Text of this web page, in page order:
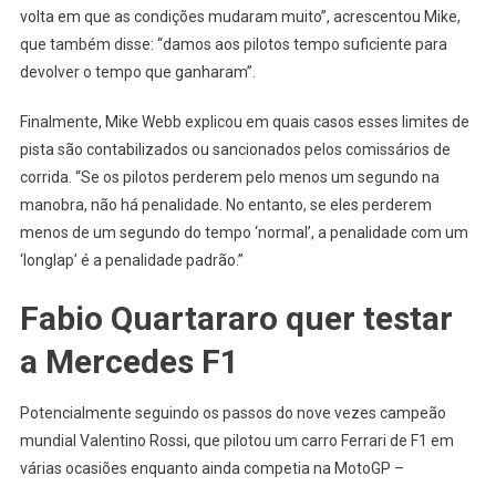
volta em que as condições mudaram muito”, acrescentou Mike,
que também disse: “damos aos pilotos tempo suficiente para
devolver o tempo que ganharam”.
Finalmente, Mike Webb explicou em quais casos esses limites de
pista são contabilizados ou sancionados pelos comissários de
corrida. “Se os pilotos perderem pelo menos um segundo na
manobra, não há penalidade. No entanto, se eles perderem
menos de um segundo do tempo ‘normal’, a penalidade com um
‘longlap’ é a penalidade padrão.”
Fabio Quartararo quer testar
a Mercedes F1
Potencialmente seguindo os passos do nove vezes campeão
mundial Valentino Rossi, que pilotou um carro Ferrari de F1 em
várias ocasiões enquanto ainda competia na MotoGP –